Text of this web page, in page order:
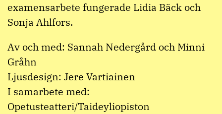
examensarbete fungerade Lidia Bäck och
Sonja Ahlfors.
Av och med: Sannah Nedergård och Minni
Gråhn
Ljusdesign: Jere Vartiainen
I samarbete med:
Opetusteatteri/Taideyliopiston